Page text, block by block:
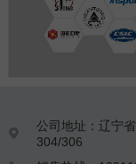

公司地址：辽宁
304/306